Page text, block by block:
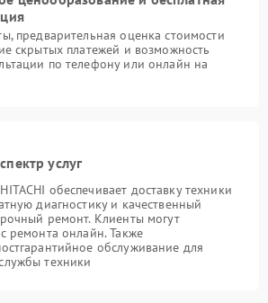
предварительная оценка стоимости
скрытых платежей и возможность
по телефону или онлайн на
услуг
обеспечивает доставку техники
диагностику и качественный
ремонт. Клиенты могут
ремонта онлайн. Также
обслуживание для
техники